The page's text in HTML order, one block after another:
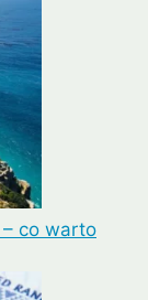
– co warto